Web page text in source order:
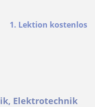
1. Lektion kostenlos
Elektrotechnik